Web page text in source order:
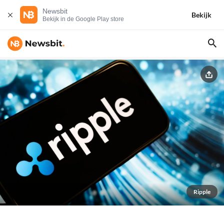
Newsbit
Bekijk in de Google Play store
Bekijk
Ripple